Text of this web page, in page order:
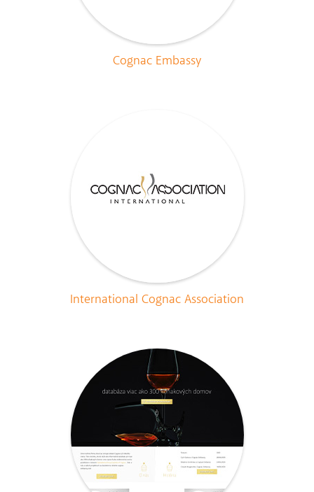
Cognac Embassy
International Cognac Association